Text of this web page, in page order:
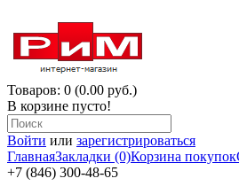
Товаров: 0 (0.00 руб.)
В корзине пусто!
Войти или зарегистрироваться
ГлавнаяЗакладки (0)Корзина покупок
+7 (846) 300-48-65